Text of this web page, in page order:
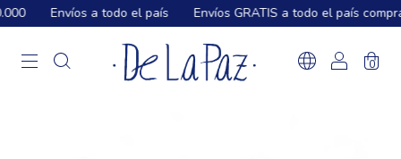
Envíos a todo el país Envíos GRATIS a todo el país
0